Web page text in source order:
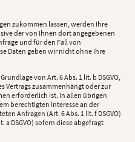
zukommen lassen, werden Ihre
der von Ihnen dort angegebenen
und für den Fall von
Daten geben wir nicht ohne Ihre
von Art. 6 Abs. 1 lit. b DSGVO,
Vertrags zusammenhängt oder zur
erforderlich ist. In allen übrigen
berechtigten Interesse an der
Anfragen (Art. 6 Abs. 1 lit. f DSGVO)
a DSGVO) sofern diese abgefragt